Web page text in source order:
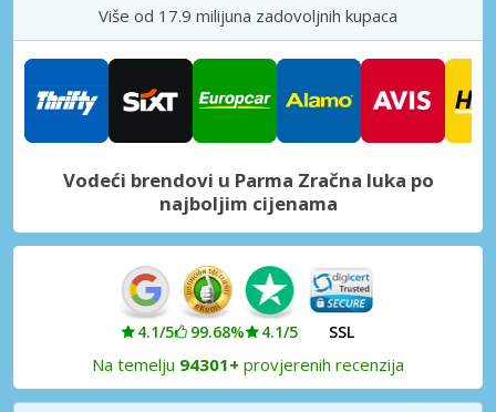
Više od 17.9 milijuna zadovoljnih kupaca
Vodeći brendovi u Parma Zračna luka po
najboljim cijenama
4.1/5 99.68% 4.1/5 SSL
Na temelju 94301+ provjerenih recenzija